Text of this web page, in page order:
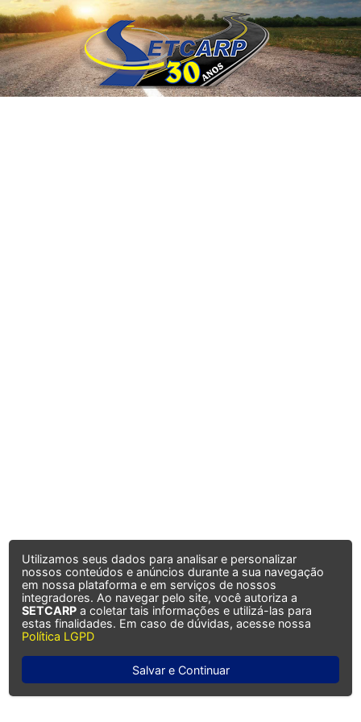
Utilizamos seus dados para analisar e personalizar
nossos conteúdos e anúncios durante a sua navegação
em nossa plataforma e em serviços de nossos
integradores. Ao navegar pelo site, você autoriza a
SETCARP a coletar tais informações e utilizá-las para
estas finalidades. Em caso de dúvidas, acesse nossa
Política LGPD
Salvar e Continuar